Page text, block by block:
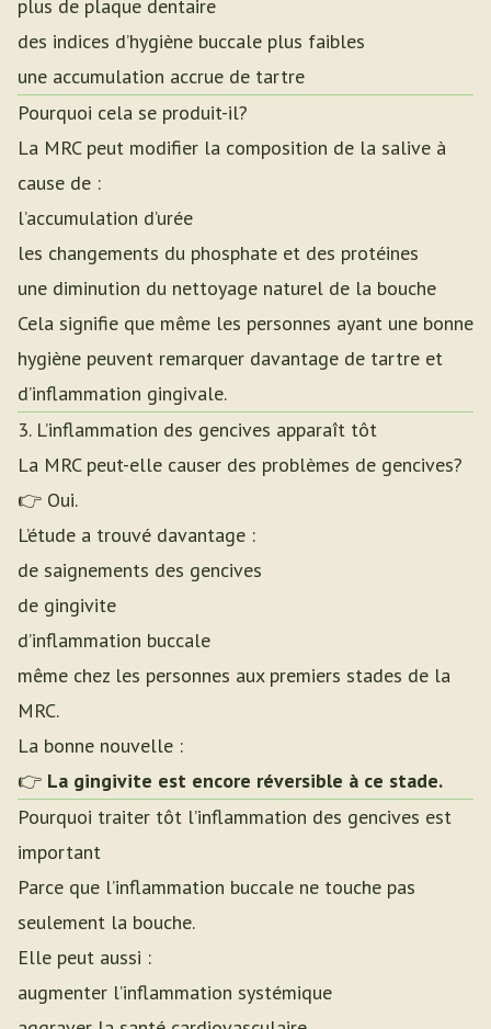
plus de plaque dentaire
des indices d’hygiène buccale plus faibles
une accumulation accrue de tartre
Pourquoi cela se produit-il?
La MRC peut modifier la composition de la salive à
cause de :
l’accumulation d’urée
les changements du phosphate et des protéines
une diminution du nettoyage naturel de la bouche
Cela signifie que même les personnes ayant une bonne
hygiène peuvent remarquer davantage de tartre et
d’inflammation gingivale.
3. L’inflammation des gencives apparaît tôt
La MRC peut-elle causer des problèmes de gencives?
👉 Oui.
L’étude a trouvé davantage :
de saignements des gencives
de gingivite
d’inflammation buccale
même chez les personnes aux premiers stades de la
MRC.
La bonne nouvelle :
👉 La gingivite est encore réversible à ce stade.
Pourquoi traiter tôt l’inflammation des gencives est
important
Parce que l’inflammation buccale ne touche pas
seulement la bouche.
Elle peut aussi :
augmenter l’inflammation systémique